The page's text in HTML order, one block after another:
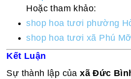
Hoặc tham khảo:
shop hoa tươi phường
shop hoa tươi xã Phú Mỡ
Kết Luận
Sự thành lập củaxã Đức